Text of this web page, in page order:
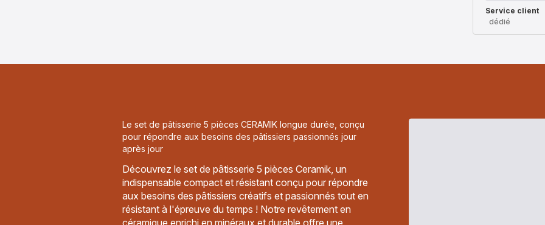
Service client
dédié
Le set de pâtisserie 5 pièces CERAMIK longue durée, conçu
pour répondre aux besoins des pâtissiers passionnés jour
après jour
Découvrez le set de pâtisserie 5 pièces Ceramik, un
indispensable compact et résistant conçu pour répondre
aux besoins des pâtissiers créatifs et passionnés tout en
résistant à l'épreuve du temps ! Notre revêtement en